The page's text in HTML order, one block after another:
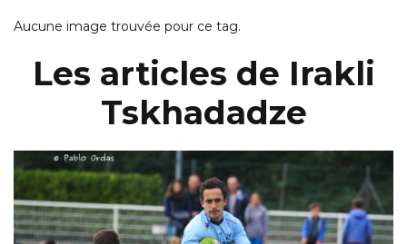
Aucune image trouvée pour ce tag.
Les articles de Irakli
Tskhadadze